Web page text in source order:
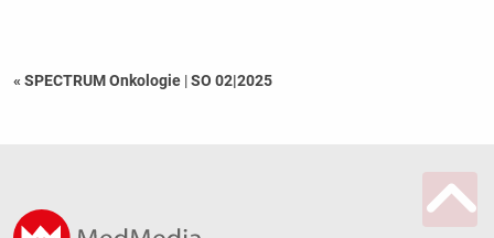
« SPECTRUM Onkologie |SO 02|2025